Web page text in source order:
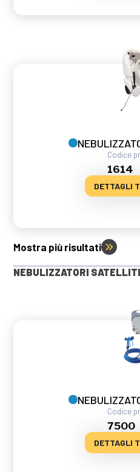
Codice
1614
DETTAGLI
Mostra più risultati
NEBULIZZATORI SATELLITI
Codice
7500
DETTAGLI